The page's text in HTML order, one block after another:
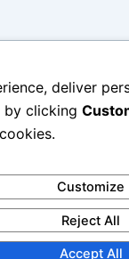
deliver
by clicking
Customize
Reject All
Accept All